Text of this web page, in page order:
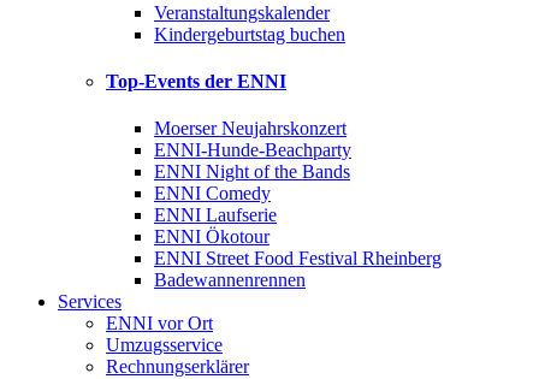
Veranstaltungskalender
Kindergeburtstag buchen
Top-Events der ENNI
Moerser Neujahrskonzert
ENNI-Hunde-Beachparty
ENNI Night of the Bands
ENNI Comedy
ENNI Laufserie
ENNI Ökotour
ENNI Street Food Festival Rheinberg
Badewannenrennen
Services
ENNI vor Ort
Umzugsservice
Rechnungserklärer